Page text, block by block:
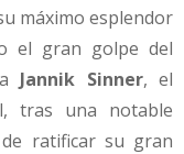
máximo esplendor
el gran golpe del
Jannik Sinner, el
tras una notable
ratificar su gran